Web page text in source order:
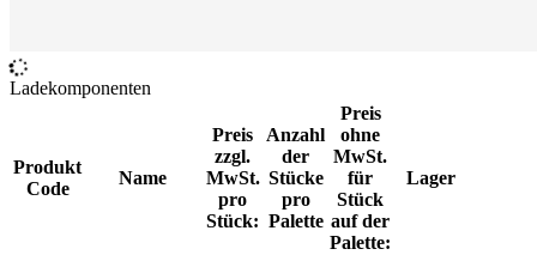
Ladekomponenten
Produkt
Code
Name
Preis
zzgl.
MwSt.
pro
Stück:
Anzahl
der
Stücke
pro
Palette
Preis
ohne
MwSt.
für
Stück
auf der
Palette:
Lager